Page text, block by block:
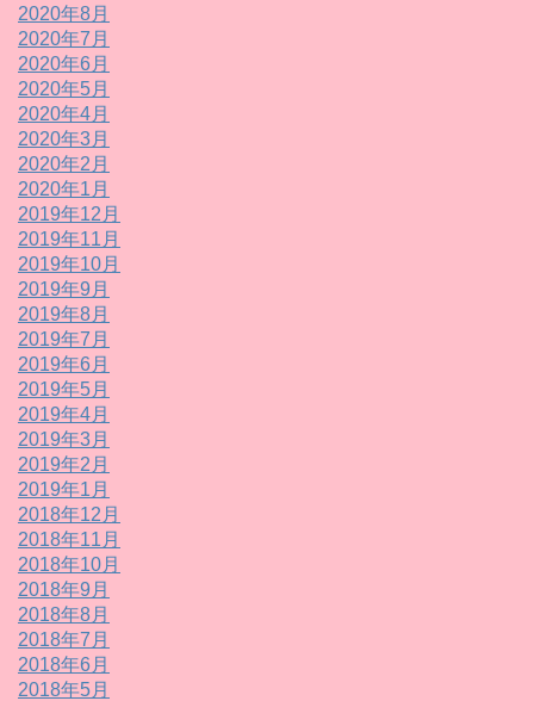
2020年8月
2020年7月
2020年6月
2020年5月
2020年4月
2020年3月
2020年2月
2020年1月
2019年12月
2019年11月
2019年10月
2019年9月
2019年8月
2019年7月
2019年6月
2019年5月
2019年4月
2019年3月
2019年2月
2019年1月
2018年12月
2018年11月
2018年10月
2018年9月
2018年8月
2018年7月
2018年6月
2018年5月